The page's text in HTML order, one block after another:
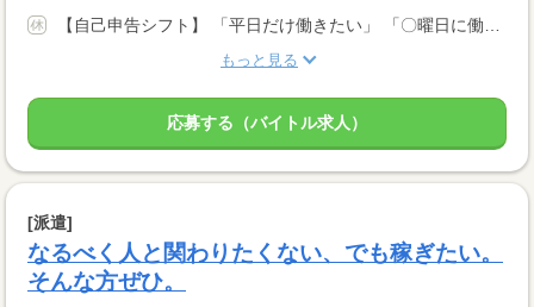
【自己申告シフト】 「平日だけ働きたい」 「〇曜日に働きたい」 など、働き方は自分で選べます。 曜日・時間についてのご希望も 面談の際に教えてくださいね。 ※こちらは中型以上のお仕事の例です
もっと見る
応募する（バイトル求人）
[派遣]
なるべく人と関わりたくない、でも稼ぎたい。
そんな方ぜひ。